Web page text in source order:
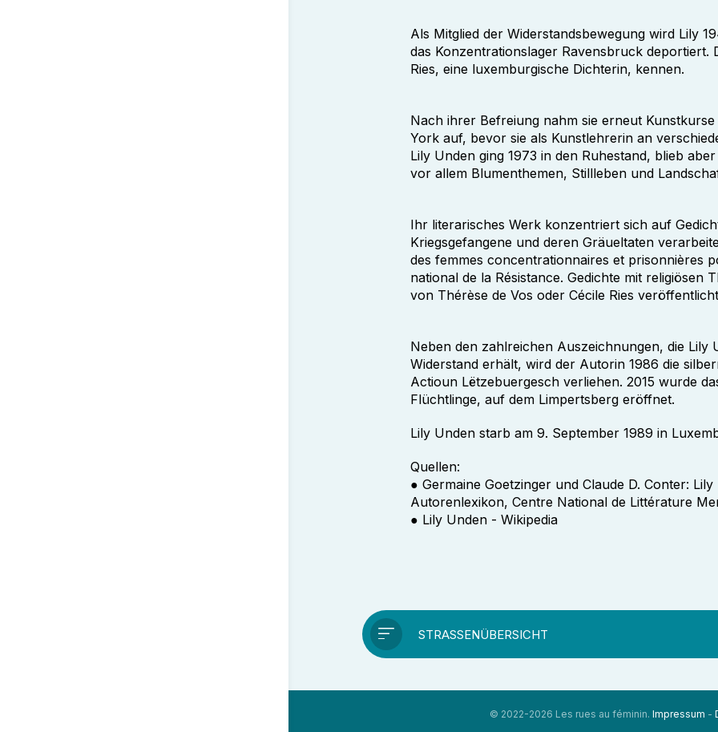
Als Mitglied der Widerstandsbewegung wird Lily
das Konzentrationslager Ravensbruck deportiert.
Ries, eine luxemburgische Dichterin, kennen.
Nach ihrer Befreiung nahm sie erneut
York auf, bevor sie als Kunstlehrerin an
Lily Unden ging 1973 in den Ruhestand, blieb
vor allem Blumenthemen, Stillleben und
Ihr literarisches Werk konzentriert sich auf
Kriegsgefangene und deren Gräueltaten
des femmes concentrationnaires et prisonnières
national de la Résistance. Gedichte mit religiösen
von Thérèse de Vos oder Cécile Ries
Neben den zahlreichen Auszeichnungen, die Lily
Widerstand erhält, wird der Autorin 1986 die
Actioun Lëtzebuergesch verliehen. 2015 wurde
Flüchtlinge, auf dem Limpertsberg eröffnet.
Lily Unden starb am 9. September 1989 in
Quellen:
● Germaine Goetzinger und Claude D. Conter:
Autorenlexikon, Centre National de Littérature
● Lily Unden - Wikipedia
STRASSENÜBERSICHT
© 2022-2026 Les rues au féminin. Impressum -